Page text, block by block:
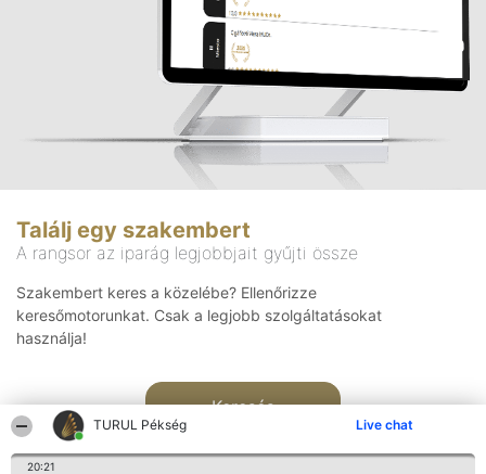
TURUL Pékség Live chat
20:21
Találj egy szakembert
A rangsor az iparág legjobbjait gyűjti össze
Szakembert keres a közelébe? Ellenőrizze
keresőmotorunkat. Csak a legjobb szolgáltatásokat
használja!
Keresés